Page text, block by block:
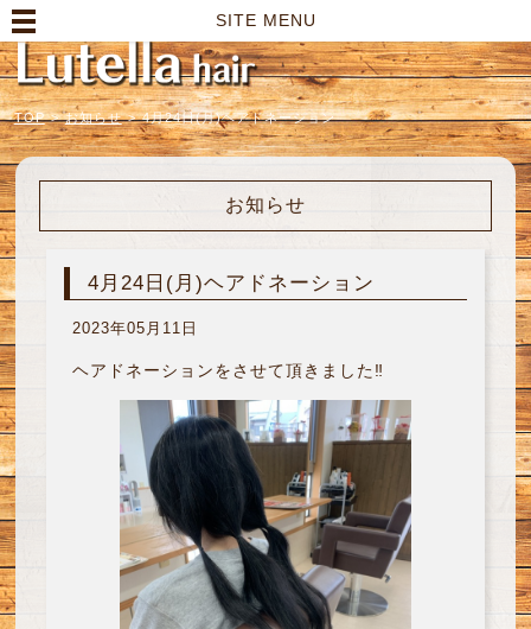
SITE MENU
TOP > お知らせ > 4月24日(月)ヘアドネーション
お知らせ
4月24日(月)ヘアドネーション
2023年05月11日
ヘアドネーションをさせて頂きました‼︎